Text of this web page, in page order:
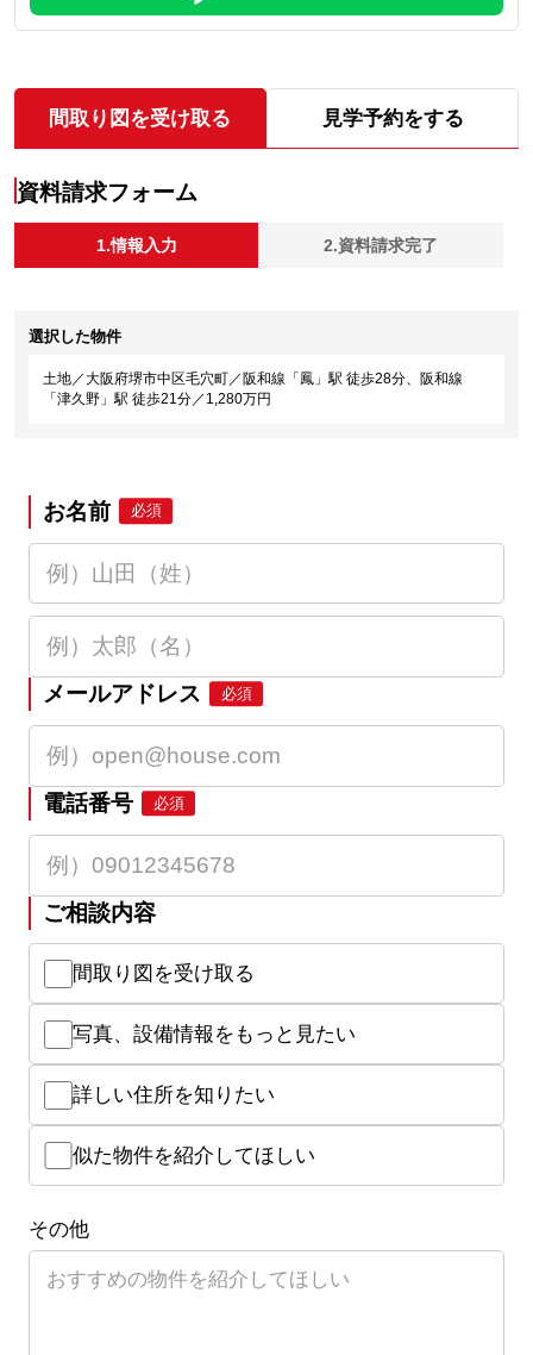
間取り図を受け取る 見学予約をする
資料請求フォーム
1.情報入力 2.資料請求完了
選択した物件
土地／大阪府堺市中区毛穴町／阪和線「鳳」駅 徒歩28分、阪和線
「津久野」駅 徒歩21分／1,280万円
お名前 必須
メールアドレス 必須
電話番号 必須
ご相談内容
間取り図を受け取る
写真、設備情報をもっと見たい
詳しい住所を知りたい
似た物件を紹介してほしい
その他